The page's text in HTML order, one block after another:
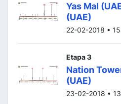
Yas Mal
(UAE)
22-02-2018 •
Etapa 3
Nation
(UAE)
23-02-2018 •